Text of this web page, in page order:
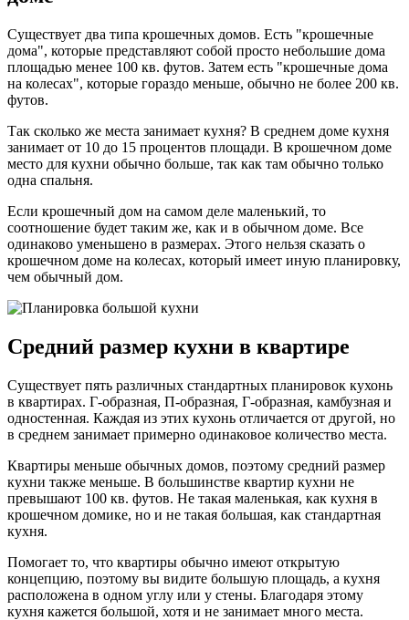
Существует два типа крошечных домов. Есть "крошечные
дома", которые представляют собой просто небольшие дома
площадью менее 100 кв. футов. Затем есть "крошечные дома
на колесах", которые гораздо меньше, обычно не более 200 кв.
футов.
Так сколько же места занимает кухня? В среднем доме кухня
занимает от 10 до 15 процентов площади. В крошечном доме
место для кухни обычно больше, так как там обычно только
одна спальня.
Если крошечный дом на самом деле маленький, то
соотношение будет таким же, как и в обычном доме. Все
одинаково уменьшено в размерах. Этого нельзя сказать о
крошечном доме на колесах, который имеет иную планировку,
чем обычный дом.
Средний размер кухни в квартире
Существует пять различных стандартных планировок кухонь
в квартирах. Г-образная, П-образная, Г-образная, камбузная и
одностенная. Каждая из этих кухонь отличается от другой, но
в среднем занимает примерно одинаковое количество места.
Квартиры меньше обычных домов, поэтому средний размер
кухни также меньше. В большинстве квартир кухни не
превышают 100 кв. футов. Не такая маленькая, как кухня в
крошечном домике, но и не такая большая, как стандартная
кухня.
Помогает то, что квартиры обычно имеют открытую
концепцию, поэтому вы видите большую площадь, а кухня
расположена в одном углу или у стены. Благодаря этому
кухня кажется большой, хотя и не занимает много места.